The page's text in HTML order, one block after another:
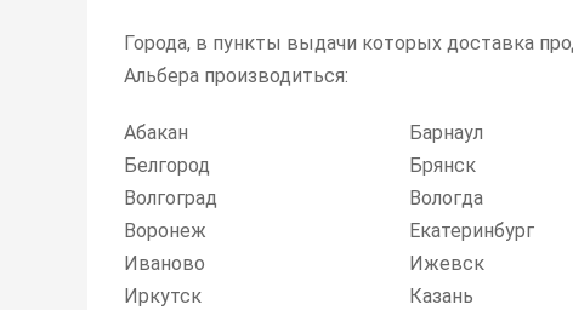
Города, в пункты выдачи которых доставка
Альбера производиться:
Абакан
Барнаул
Белгород
Брянск
Волгоград
Вологда
Воронеж
Екатеринбург
Иваново
Ижевск
Иркутск
Казань